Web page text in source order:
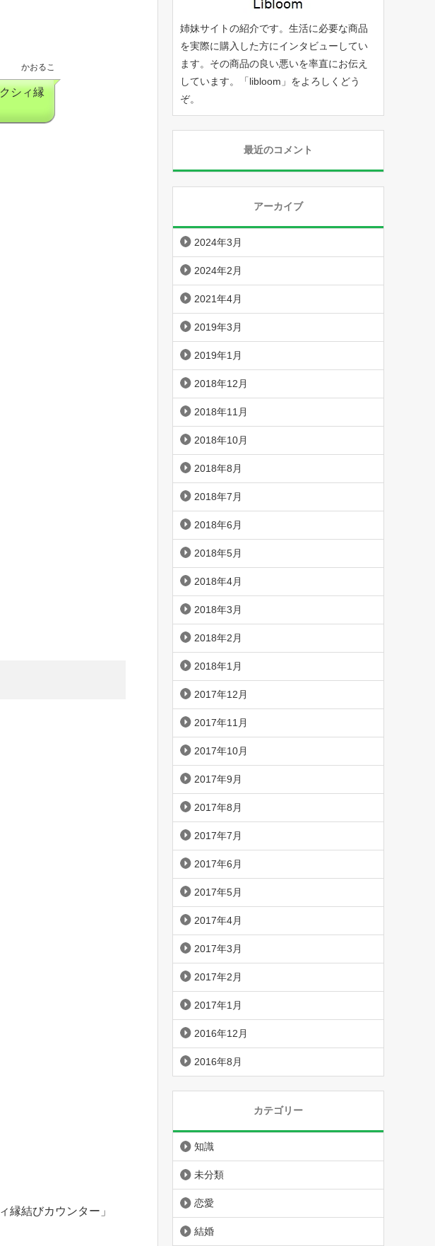
かおるこ
シィ縁
縁結びカウンター」
姉妹サイトの紹介です。生活に必要な商品
を実際に購入した方にインタビューしてい
ます。その商品の良い悪いを率直にお伝え
しています。「libloom 」をよろしくどう
ぞ。
最近のコメント
アーカイブ
2024年3月
2024年2月
2021年4月
2019年3月
2019年1月
2018年12月
2018年11月
2018年10月
2018年8月
2018年7月
2018年6月
2018年5月
2018年4月
2018年3月
2018年2月
2018年1月
2017年12月
2017年11月
2017年10月
2017年9月
2017年8月
2017年7月
2017年6月
2017年5月
2017年4月
2017年3月
2017年2月
2017年1月
2016年12月
2016年8月
カテゴリー
知識
未分類
恋愛
結婚